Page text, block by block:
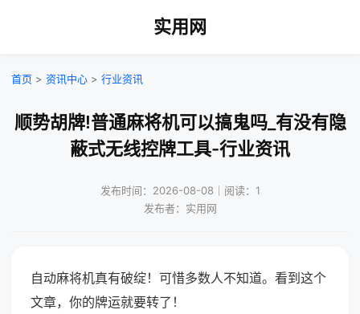
实用网
首页 > 资讯中心 > 行业资讯
顺势胡牌!普通麻将机可以搞鬼吗_有没有隐
蔽式无线控牌工具-行业资讯
发布时间：2026-08-08｜阅读：1
发布者：实用网
自动麻将机真有破绽！可惜多数人不知道。看到这个
文章，你的牌运就要转了！